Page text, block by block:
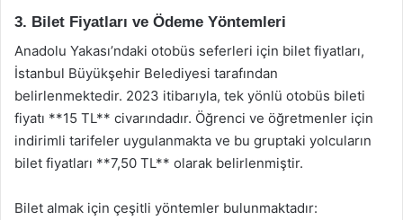
3. Bilet Fiyatları ve Ödeme Yöntemleri
Anadolu Yakası’ndaki otobüs seferleri için bilet fiyatları,
İstanbul Büyükşehir Belediyesi tarafından
belirlenmektedir. 2023 itibarıyla, tek yönlü otobüs bileti
fiyatı **15 TL** civarındadır. Öğrenci ve öğretmenler için
indirimli tarifeler uygulanmakta ve bu gruptaki yolcuların
bilet fiyatları **7,50 TL** olarak belirlenmiştir.
Bilet almak için çeşitli yöntemler bulunmaktadır: